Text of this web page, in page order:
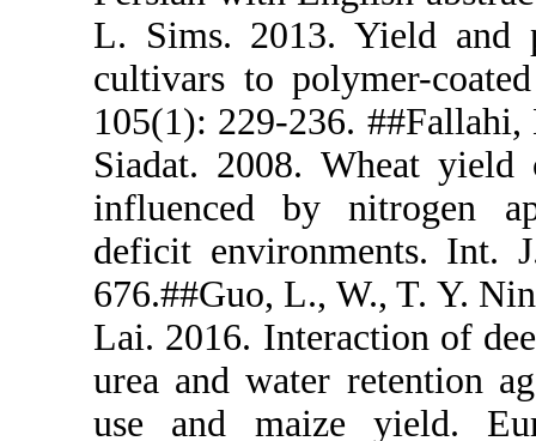
L. Sims.
cultivars to
105(1):
Siadat.
deficit
676.##Guo,
Lai. 2016.
urea and
use and